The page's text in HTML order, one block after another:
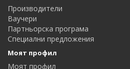
Производители
Ваучери
Партньорска програма
Специални предложения
Моят профил
Моят профил